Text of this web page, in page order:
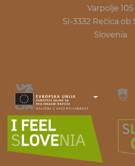
Varpolje 105
SI-3332 Rečica ob
Slovenia